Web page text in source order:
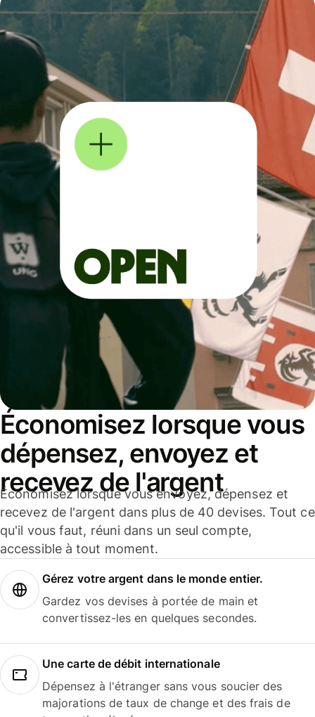
Économisez lorsque vous
dépensez, envoyez et
recevez de l'argent
Économisez lorsque vous envoyez, dépensez et
recevez de l'argent dans plus de 40 devises. Tout ce
qu'il vous faut, réuni dans un seul compte,
accessible à tout moment.
Gérez votre argent dans le monde entier.
Gardez vos devises à portée de main et
convertissez-les en quelques secondes.
Une carte de débit internationale
Dépensez à l'étranger sans vous soucier des
majorations de taux de change et des frais de